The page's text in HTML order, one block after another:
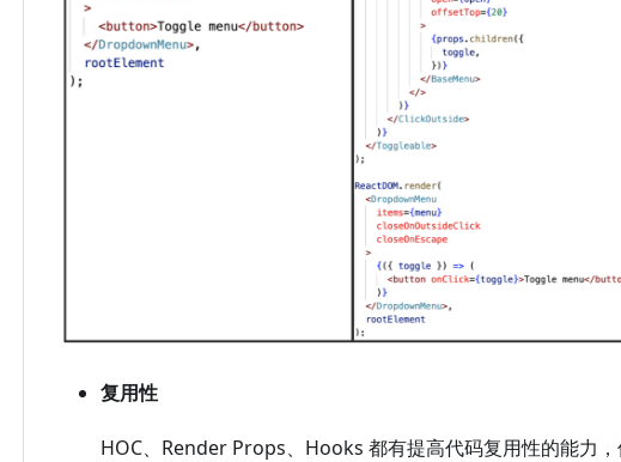
复用性
HOC、Render Props、Hooks 都有提高代码复用性的能力